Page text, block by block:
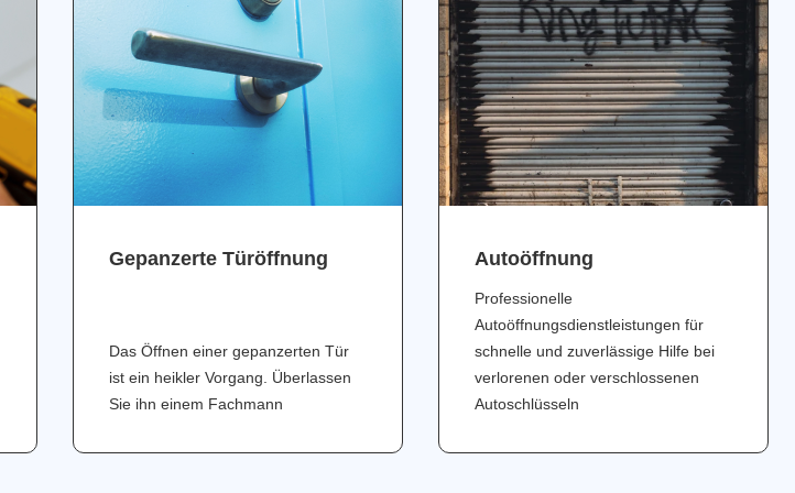
Gepanzerte Türöffnung
Das Öffnen einer gepanzerten Tür
ist ein heikler Vorgang. Überlassen
Sie ihn einem Fachmann
Аutoöffnung
Professionelle
Autoöffnungsdienstleistungen für
schnelle und zuverlässige Hilfe bei
verlorenen oder verschlossenen
Autoschlüsseln